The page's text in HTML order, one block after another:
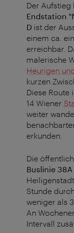
Der Aufstieg
Endstation
D ist der
einem ca.
erreichbar.
malerische
Heurigen
kurzen
Diese Route
14 Wiener
weiter
erkunden.
Die
Buslinie 38A
Stunde
weniger als
An
Intervall